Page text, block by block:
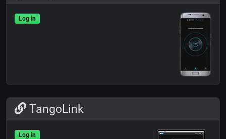
Log in
TangoLink
Log in